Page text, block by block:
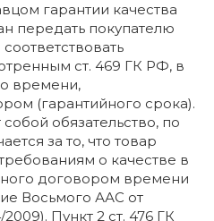
гарантии качества
передать покупателю
ст. 469 ГК РФ, в
времени,
(гарантийного срока).
обязательство, по
за то, что товар
о качестве в
договором времени
Восьмого ААС от
Пункт 2 ст. 476 ГК